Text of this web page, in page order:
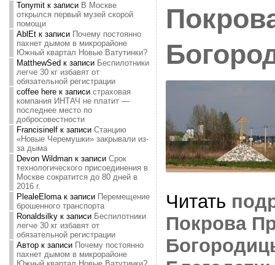
Tonymitк записи В Москве
открылся первый музей скорой
помощи
AblEtк записи Почему постоянно
пахнет дымом в микрорайоне
Южный квартал Новые Ватутинки?
MatthewSed к записи Беспилотники
легче 30 кг избавят от
обязательной регистрации
coffee hereк записи страховая
компания ИНТАЧ не платит —
последнее место по
добросовестности
Francisinelfк записи Станцию
«Новые Черемушки» закрывали из-
за дыма
Devon Wildmanк записи Срок
технологического присоединения в
Москве сократится до 80 дней в
2016 г.
PlealeElomaк записи Перемещение
брошенного транспорта
Ronaldsilkyк записи Беспилотники
легче 30 кг избавят от
обязательной регистрации
Авторк записи Почему постоянно
пахнет дымом в микрорайоне
Читать
Покрова